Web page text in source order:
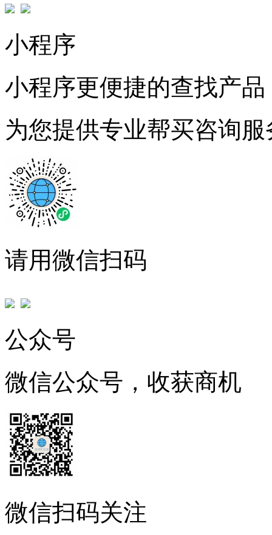
小程序
小程序更便捷的查找产品
为您提供专业帮买咨询服
请用微信扫码
公众号
微信公众号，收获商机
微信扫码关注